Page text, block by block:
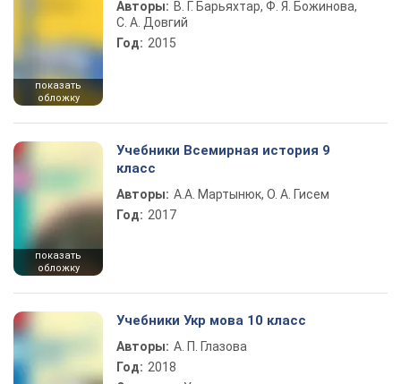
показать
обложку
Авторы: В. Г. Барьяхтар, Ф. Я. Божинова,
С. А. Довгий
Год: 2015
показать
обложку
Учебники Всемирная история 9
класс
Авторы: А.А. Мартынюк, О. А. Гисем
Год: 2017
Учебники Укр мова 10 класс
Авторы: А. П. Глазова
Год: 2018